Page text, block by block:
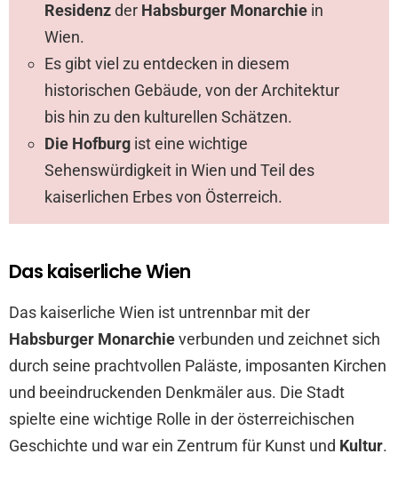
Residenzder Habsburger Monarchie in
Wien.
Es gibt viel zu entdecken in diesem
historischen Gebäude, von der Architektur
bis hin zu den kulturellen Schätzen.
Die Hofburg ist eine wichtige
Sehenswürdigkeit in Wien und Teil des
kaiserlichen Erbes von Österreich.
Das kaiserliche Wien
Das kaiserliche Wien ist untrennbar mit der
Habsburger Monarchieverbunden und zeichnet sich
durch seine prachtvollen Paläste, imposanten Kirchen
und beeindruckenden Denkmäler aus. Die Stadt
spielte eine wichtige Rolle in der österreichischen
Geschichte und war ein Zentrum für Kunst und Kultur.